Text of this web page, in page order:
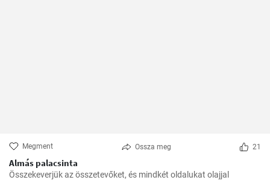
Megment Ossza meg 21
Almás palacsinta
Összekeverjük az összetevőket, és mindkét oldalukat olajjal